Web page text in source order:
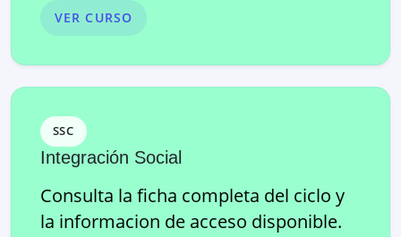
VER CURSO
SSC
Integración Social
Consulta la ficha completa del ciclo y
la informacion de acceso disponible.